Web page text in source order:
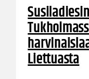
Liettuasta